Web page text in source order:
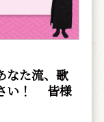
なた流、歌
い！ 皆様